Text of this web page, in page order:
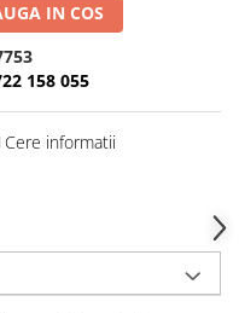
IN COS
158 055
Cere informatii